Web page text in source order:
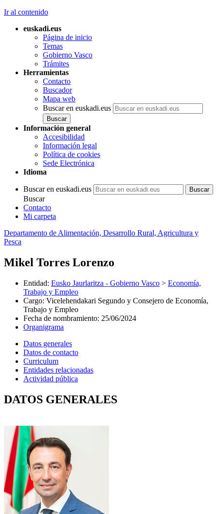
Ir al contenido
euskadi.eus
Página de inicio
Temas
Gobierno Vasco
Trámites
Herramientas
Contacto
Buscador
Mapa web
Buscar en euskadi.eus
Información general
Accesibilidad
Información legal
Política de cookies
Sede Electrónica
Idioma
Buscar en euskadi.eus
Buscar
Contacto
Mi carpeta
Departamento de Alimentación, Desarrollo Rural, Agricultura y
Pesca
Mikel Torres Lorenzo
Entidad: Eusko Jaurlaritza - Gobierno Vasco > Economía,
Trabajo y Empleo
Cargo: Vicelehendakari Segundo y Consejero de Economía,
Trabajo y Empleo
Fecha de nombramiento: 25/06/2024
Organigrama
Datos generales
Datos de contacto
Curriculum
Entidades relacionadas
Actividad pública
DATOS GENERALES